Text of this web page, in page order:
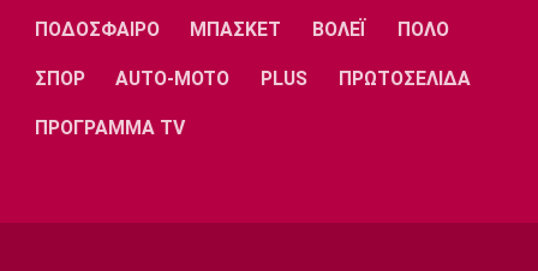
Χίρο: «Έχω το μεγαλύτερο κίνητρο της
καριέρας μου τώρα στους Μπακς»
Εθνικές Μπάσκετ
11:20
ΠΟΔΟΣΦΑΙΡΟ ΜΠΑΣΚΕΤ ΒΟΛΕΪ ΠΟΛΟ
ΣΠΟΡ AUTO-MOTO PLUS ΠΡΩΤΟΣΕΛΙΔΑ
ΠΡΟΓΡΑΜΜΑ TV